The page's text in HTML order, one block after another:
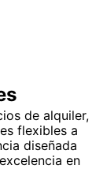
de alquiler,
flexibles a
diseñada
en